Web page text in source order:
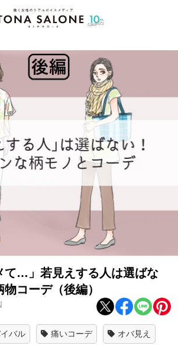
て…」若見えする人は選ばな
コーデ（後編）
バル 痛いコーデ オバ見え